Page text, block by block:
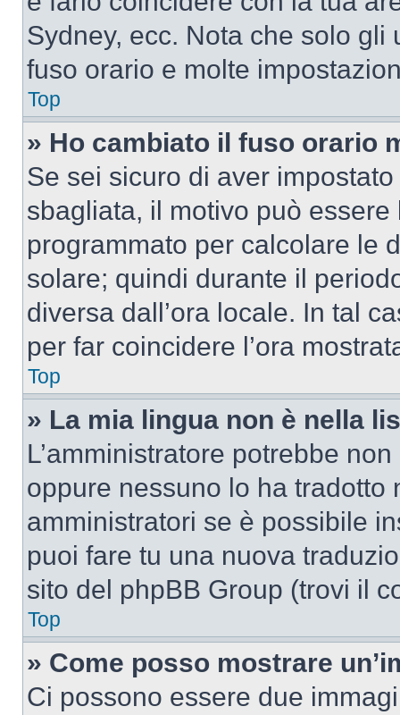
Sydney, ecc. Nota che solo
fuso orario e molte
Top
» Ho cambiato il fuso orario
Se sei sicuro di aver
sbagliata, il motivo può essere
programmato per calcolare le
solare; quindi durante il
diversa dall’ora locale. In tal
per far coincidere l’ora
Top
» La mia lingua non è nella
L’amministratore potrebbe
oppure nessuno lo ha
amministratori se è possibile
puoi fare tu una nuova
sito del phpBB Group (trovi il
Top
» Come posso mostrare
Ci possono essere due